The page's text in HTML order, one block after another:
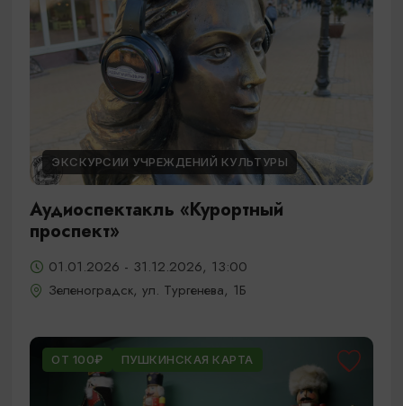
ЭКСКУРСИИ УЧРЕЖДЕНИЙ КУЛЬТУРЫ
Аудиоспектакль «Курортный
проспект»
01.01.2026 - 31.12.2026, 13:00
Зеленоградск, ул. Тургенева, 1Б
ОТ 100₽ ПУШКИНСКАЯ КАРТА